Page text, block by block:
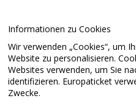
Informationen zu Cookies
Wir verwenden „Cookies“, um
Website zu personalisieren.
Websites verwenden, um Sie
identifizieren. Europaticket
Zwecke.